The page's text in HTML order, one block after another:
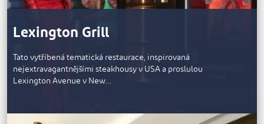
Lexington Grill
Tato vytříbená tematická restaurace, inspirovaná
nejextravagantnějšími steakhousy v USA a proslulou
Lexington Avenue v New…